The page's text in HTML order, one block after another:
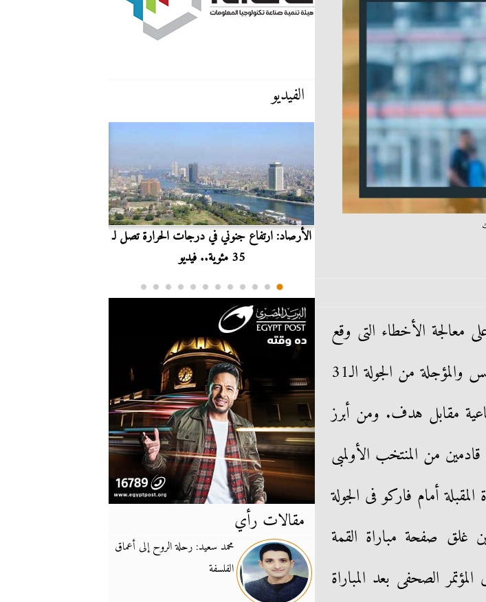
معالجة الأخطاء التى وقع
فيها الفريق أمام الأهلى، فى المباراة التى جمعت الفريقين أمس والمؤجلة من الجولة الـ31
مقابل هدف. ومن أبرز
من المنتخب الأولمبى
أمام فاركو فى الجولة
غلق صفحة مباراة القمة
الصحفى بعد المباراة
الفيديو
مباراة الزمالك وسيراميكا كليوباترا في
الأرصاد: ارتفاع جنوني في درجات الحرارة تصل لـ
35 مئوية.. فيديو
مقالات رأي
محمد سعيد: رحلة الروح إلى أعماق
الفلسفة